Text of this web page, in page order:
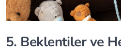
5. Beklentiler ve